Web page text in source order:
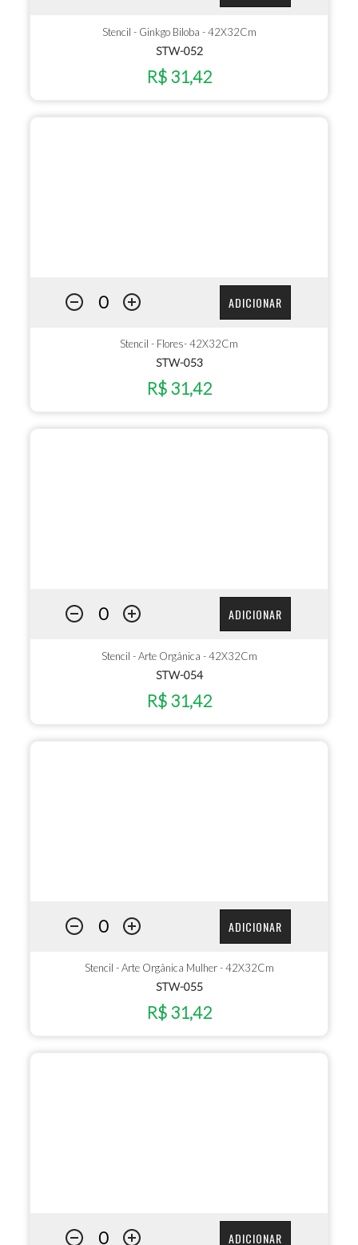
Stencil - Ginkgo Biloba - 42X32Cm
STW-052
R$ 31,42
ADICIONAR
Stencil - Flores- 42X32Cm
STW-053
R$ 31,42
ADICIONAR
Stencil - Arte Orgânica - 42X32Cm
STW-054
R$ 31,42
ADICIONAR
Stencil - Arte Orgânica Mulher - 42X32Cm
STW-055
R$ 31,42
ADICIONAR